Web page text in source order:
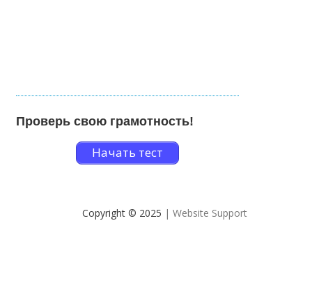
Проверь свою грамотность!
Начать тест
Copyright © 2025 | Website Support